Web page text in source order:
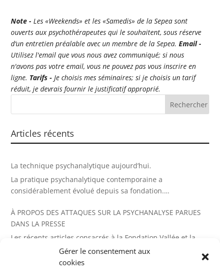
Gérer le consentement aux
cookies
Note -Les «Weekends» et les «Samedis» de la Sepea sont
ouverts aux psychothérapeutes qui le souhaitent, sous réserve
d‘un entretien préalable avec un membre de la Sepea.Email -
Utilisez l'email que vous nous avez communiqué; si nous
n'avons pas votre email, vous ne pouvez pas vous inscrire en
ligne. Tarifs - Je choisis mes séminaires; si je choisis un tarif
réduit, je devrais fournir le justificatif approprié.
Articles récents
La technique psychanalytique aujourd’hui.
La pratique psychanalytique contemporaine a
considérablement évolué depuis sa fondation.
familles, abord corporel répondent à des besoins cliniques.
Cet ouvrage témoigne de la variété et la créativité de la
psychanalyse
À PROPOS DES ATTAQUES SUR LA PSYCHANALYSE PARUES
DANS LA PRESSE
Les récents articles consacrés à la Fondation Vallée et la
fermeture précipitée de ses quatre unités d’hospitalisation
pédopsychiatrique appellent une réponse mesurée mais